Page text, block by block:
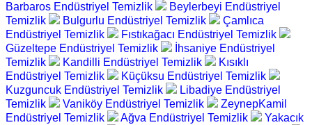
Barbaros Endüstriyel Temizlik
Beylerbeyi Endüstriyel
Temizlik
Bulgurlu Endüstriyel Temizlik
Çamlıca
Endüstriyel Temizlik
Fıstıkağacı Endüstriyel Temizlik
Güzeltepe Endüstriyel Temizlik
İhsaniye Endüstriyel
Temizlik
Kandilli Endüstriyel Temizlik
Kısıklı
Endüstriyel Temizlik
Küçüksu Endüstriyel Temizlik
Kuzguncuk Endüstriyel Temizlik
Libadiye Endüstriyel
Temizlik
Vaniköy Endüstriyel Temizlik
ZeynepKamil
Endüstriyel Temizlik
Ağva Endüstriyel Temizlik
Yakacık